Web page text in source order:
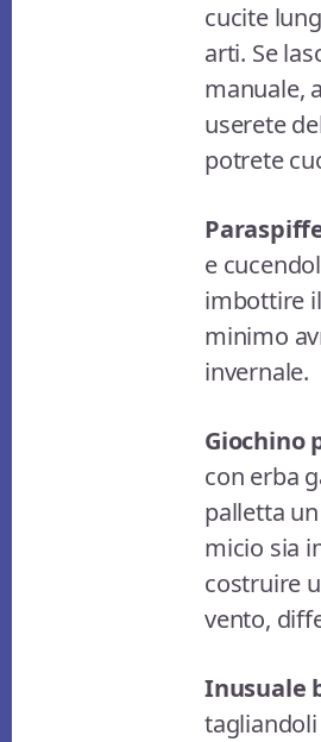
cucite
arti. Se
manuale,
userete
potrete
e
imbottire
minimo
invernale.
Giochino
con erba
palletta
micio sia
costruire
vento,
Inusuale